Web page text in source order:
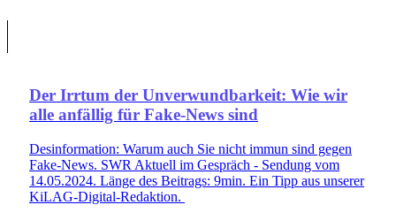
Der Irrtum der Unverwundbarkeit: Wie wir
alle anfällig für Fake-News sind
Desinformation: Warum auch Sie nicht immun sind gegen
Fake-News. SWR Aktuell im Gespräch - Sendung vom
14.05.2024. Länge des Beitrags: 9min. Ein Tipp aus unserer
KiLAG-Digital-Redaktion.